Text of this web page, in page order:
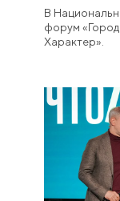
В
форум
Характер».